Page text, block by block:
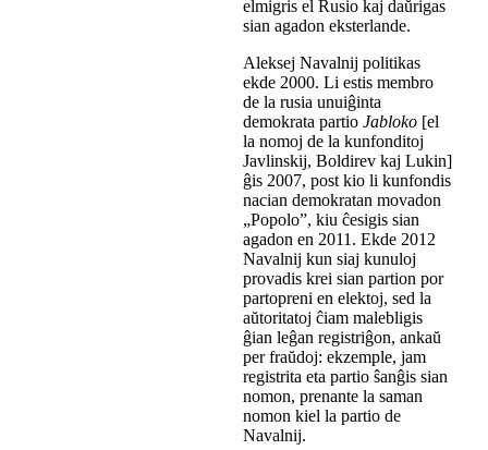
elmigris el Rusio kaj daŭrigas
sian agadon eksterlande.
Aleksej Navalnij politikas
ekde 2000. Li estis membro
de la rusia unuiĝinta
demokrata partio Jabloko[el
la nomoj de la kunfonditoj
Javlinskij, Boldirev kaj Lukin]
ĝis 2007, post kio li kunfondis
nacian demokratan movadon
„Popolo”, kiu ĉesigis sian
agadon en 2011. Ekde 2012
Navalnij kun siaj kunuloj
provadis krei sian partion por
partopreni en elektoj, sed la
aŭtoritatoj ĉiam malebligis
ĝian leĝan registriĝon, ankaŭ
per fraŭdoj: ekzemple, jam
registrita eta partio ŝanĝis sian
nomon, prenante la saman
nomon kiel la partio de
Navalnij.